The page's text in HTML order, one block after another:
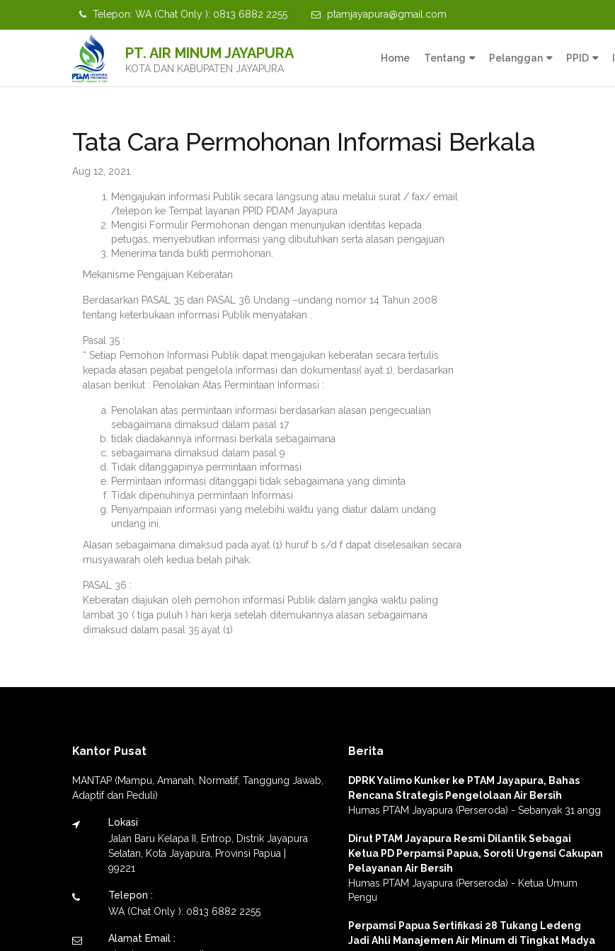
Telepon: WA (Chat Only ): 0813 6882 2255 ptamjayapura@gmail.com
PT. AIR MINUM JAYAPURA
KOTA DAN KABUPATEN JAYAPURA
Home Tentang Pelanggan PPID
Tata Cara Permohonan Informasi Berkala
Aug 12, 2021
Mengajukan informasi Publik secara langsung atau melalui surat / fax/ email
/telepon ke Tempat layanan PPID PDAM Jayapura
Mengisi Formulir Permohonan dengan menunjukan identitas kepada
petugas, menyebutkan informasi yang dibutuhkan serta alasan pengajuan
Menerima tanda bukti permohonan.
Mekanisme Pengajuan Keberatan
Berdasarkan PASAL 35 dan PASAL 36 Undang –undang nomor 14 Tahun 2008
tentang keterbukaan informasi Publik menyatakan :
Pasal 35 :
“ Setiap Pemohon Informasi Publik dapat mengajukan keberatan secara tertulis
kepada atasan pejabat pengelola informasi dan dokumentasi( ayat 1), berdasarkan
alasan berikut : Penolakan Atas Permintaan Informasi :
Penolakan atas permintaan informasi berdasarkan alasan pengecualian
sebagaimana dimaksud dalam pasal 17
tidak diadakannya informasi berkala sebagaimana
sebagaimana dimaksud dalam pasal 9
Tidak ditanggapinya permintaan informasi
Permintaan informasi ditanggapi tidak sebagaimana yang diminta
Tidak dipenuhinya permintaan Informasi
Penyampaian informasi yang melebihi waktu yang diatur dalam undang
undang ini.
Alasan sebagaimana dimaksud pada ayat (1) huruf b s/d f dapat diselesaikan secara
musyawarah oleh kedua belah pihak.
PASAL 36 :
Keberatan diajukan oleh pemohon informasi Publik dalam jangka waktu paling
lambat 30 ( tiga puluh ) hari kerja setelah ditemukannya alasan sebagaimana
dimaksud dalam pasal 35 ayat (1)
Kantor Pusat
MANTAP (Mampu, Amanah, Normatif, Tanggung Jawab,
Adaptif dan Peduli)
Lokasi
Jalan Baru Kelapa II, Entrop, Distrik Jayapura
Selatan, Kota Jayapura, Provinsi Papua |
99221
Telepon :
WA (Chat Only ): 0813 6882 2255
Alamat Email :
Berita
DPRK Yalimo Kunker ke PTAM Jayapura, Bahas
Rencana Strategis Pengelolaan Air Bersih
Humas PTAM Jayapura (Perseroda) - Sebanyak 31 angg
Dirut PTAM Jayapura Resmi Dilantik Sebagai
Ketua PD Perpamsi Papua, Soroti Urgensi Cakupan
Pelayanan Air Bersih
Humas PTAM Jayapura (Perseroda) - Ketua Umum
Pengu
Perpamsi Papua Sertifikasi 28 Tukang Ledeng
Jadi Ahli Manajemen Air Minum di Tingkat Madya